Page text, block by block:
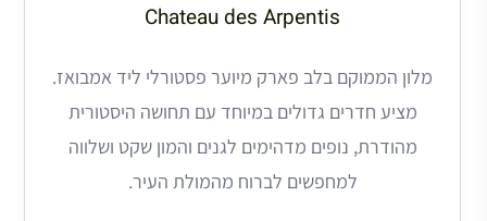
Chateau des Arpentis
מלון הממוקם בלב פארק מיוער פסטורלי ליד אמבואז.
מציע חדרים גדולים במיוחד עם תחושה היסטורית
מהודרת, נופים מדהימים לגנים והמון שקט ושלווה
למחפשים לברוח מהמולת העיר.